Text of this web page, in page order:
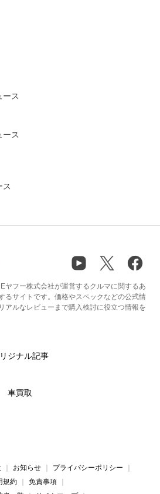
ース
ース
ス
ヤフー株式会社が運営するクルマに関するあ
るサイトです。価格やスペックなどの公式情
アルなレビューまで購入検討に役立つ情報を
ジナル記事
車買取
お知らせ
プライバシーポリシー
規約
免責事項